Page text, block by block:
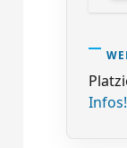
Infos!